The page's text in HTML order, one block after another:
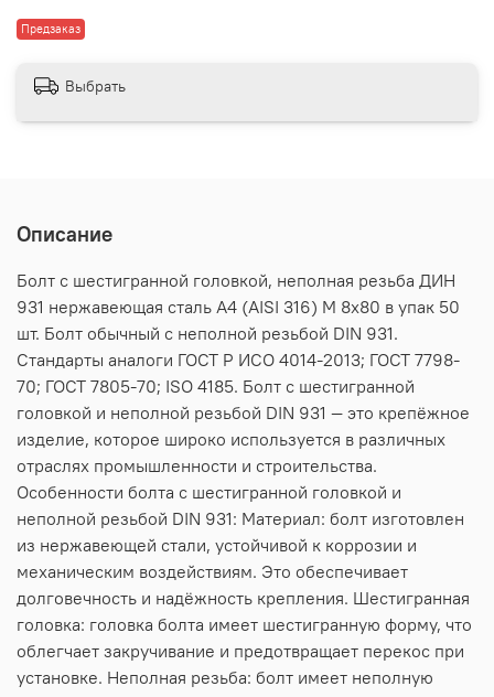
Предзаказ
Выбрать
Описание
Болт с шестигранной головкой, неполная резьба ДИН
931 нержавеющая сталь А4 (AISI 316) M 8х80 в упак 50
шт. Болт обычный с неполной резьбой DIN 931.
Стандарты аналоги ГОСТ Р ИСО 4014-2013; ГОСТ 7798-
70; ГОСТ 7805-70; ISO 4185. Болт с шестигранной
головкой и неполной резьбой DIN 931 — это крепёжное
изделие, которое широко используется в различных
отраслях промышленности и строительства.
Особенности болта с шестигранной головкой и
неполной резьбой DIN 931: Материал: болт изготовлен
из нержавеющей стали, устойчивой к коррозии и
механическим воздействиям. Это обеспечивает
долговечность и надёжность крепления. Шестигранная
головка: головка болта имеет шестигранную форму, что
облегчает закручивание и предотвращает перекос при
установке. Неполная резьба: болт имеет неполную